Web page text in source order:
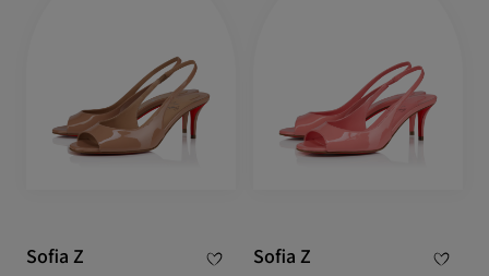
Sofia Z Sofia Z